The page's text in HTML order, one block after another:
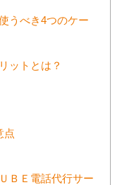
うべき4つのケー
ットとは？
点
ＢＥ電話代行サー